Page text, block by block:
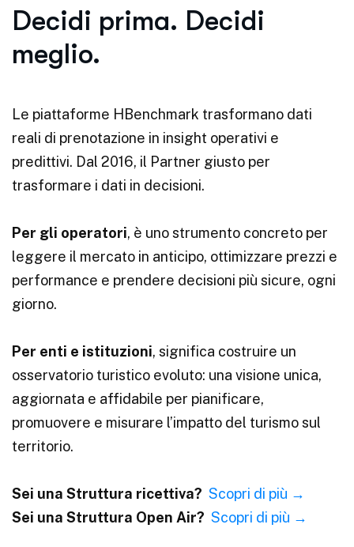
Decidi prima. Decidi
meglio.
Le piattaforme HBenchmark trasformano dati
reali di prenotazione in insight operativi e
predittivi. Dal 2016, il Partner giusto per
trasformare i dati in decisioni.
Per gli operatori, è uno strumento concreto per
leggere il mercato in anticipo, ottimizzare prezzi e
performance e prendere decisioni più sicure, ogni
giorno.
Per enti e istituzioni, significa costruire un
osservatorio turistico evoluto: una visione unica,
aggiornata e affidabile per pianificare,
promuovere e misurare l’impatto del turismo sul
territorio.
Sei una Struttura ricettiva? Scopri di più →
Sei una Struttura Open Air? Scopri di più →